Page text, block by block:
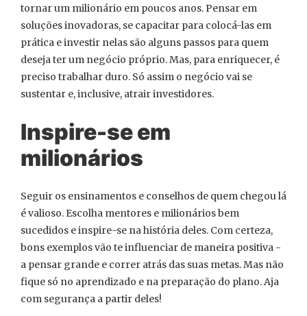
tornar um milionário em poucos anos. Pensar em
soluções inovadoras, se capacitar para colocá-las em
prática e investir nelas são alguns passos para quem
deseja ter um negócio próprio. Mas, para enriquecer, é
preciso trabalhar duro. Só assim o negócio vai se
sustentar e, inclusive, atrair investidores.
Inspire-se em
milionários
Seguir os ensinamentos e conselhos de quem chegou lá
é valioso. Escolha mentores e milionários bem
sucedidos e inspire-se na história deles. Com certeza,
bons exemplos vão te influenciar de maneira positiva -
a pensar grande e correr atrás das suas metas. Mas não
fique só no aprendizado e na preparação do plano. Aja
com segurança a partir deles!